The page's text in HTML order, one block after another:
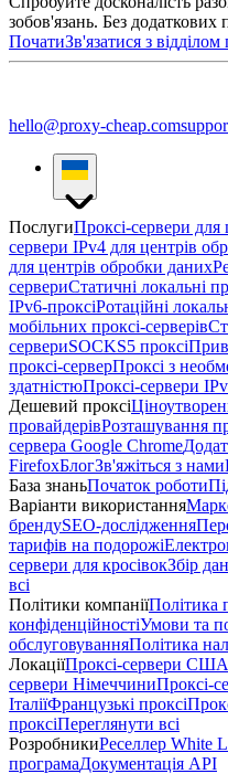
зобов'язань. Без додаткових
ПочатиЗв'язатися з відділом
hello@proxy-cheap.com
ПослугиПроксі-сервери для
сервери IPv4 для центрів
для центрів обробки даних
сервериСтатичні локальні
IPv6-проксіРотаційні
мобільних проксі-серверів
сервериSOCKS5 проксі
проксі-серверПроксі з
здатністюПроксі-сервери
Дешевий проксі
провайдерівРозташування
сервера Google Chrome
FirefoxБлогЗв'яжіться з нами
База знаньПочаток роботи
Варіанти використання
брендуSEO-дослідження
тарифів на подорожі
сервери для кросівокЗбір
всі
Політики компаніїПолітика
конфіденційностіУмови та
обслуговуванняПолітика
ЛокаціїПроксі-сервери США
сервери НімеччиниПроксі-
ІталіїФранцузькі проксі
проксіПереглянути всі
РозробникиРеселлер White
програмаДокументація API